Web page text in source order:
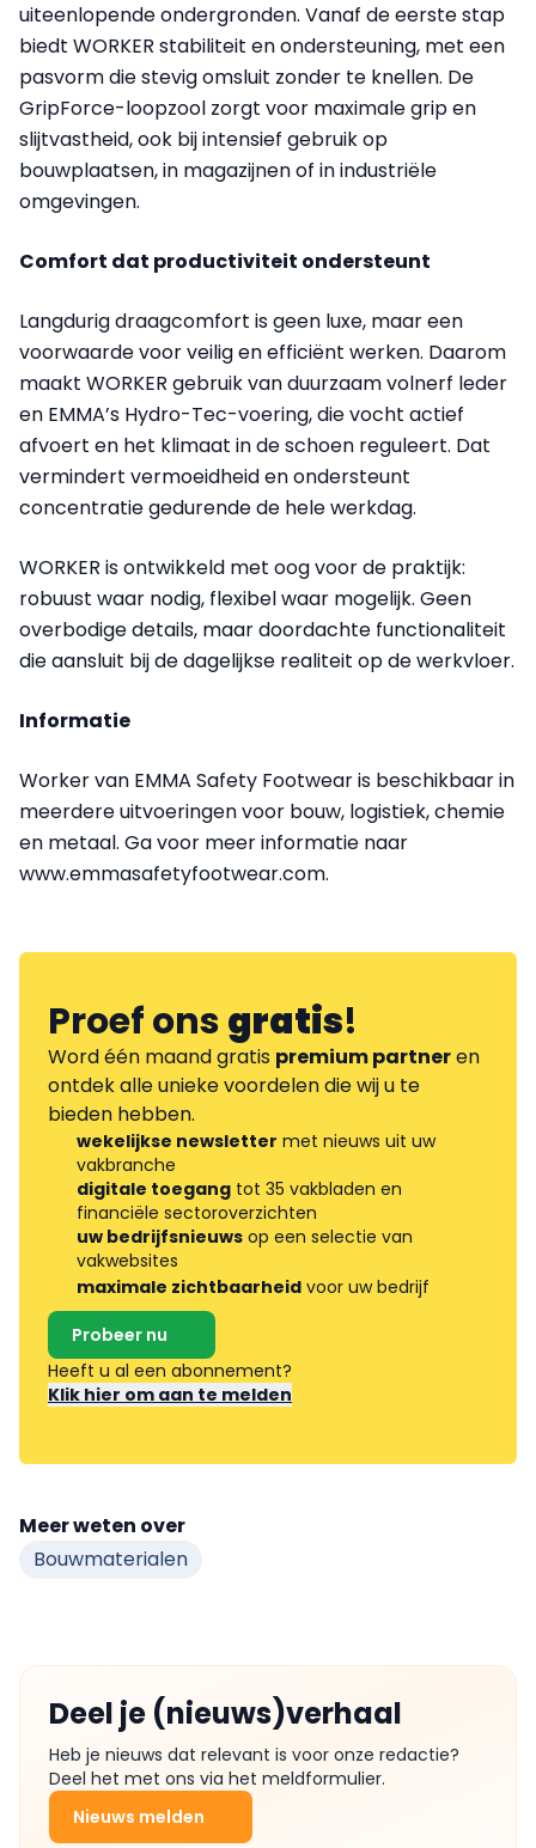
uiteenlopende ondergronden. Vanaf de eerste stap
biedt WORKER stabiliteit en ondersteuning, met een
pasvorm die stevig omsluit zonder te knellen. De
GripForce-loopzool zorgt voor maximale grip en
slijtvastheid, ook bij intensief gebruik op
bouwplaatsen, in magazijnen of in industriële
omgevingen.
Comfort dat productiviteit ondersteunt
Langdurig draagcomfort is geen luxe, maar een
voorwaarde voor veilig en efficiënt werken. Daarom
maakt WORKER gebruik van duurzaam volnerf leder
en EMMA’s Hydro-Tec-voering, die vocht actief
afvoert en het klimaat in de schoen reguleert. Dat
vermindert vermoeidheid en ondersteunt
concentratie gedurende de hele werkdag.
WORKER is ontwikkeld met oog voor de praktijk:
robuust waar nodig, flexibel waar mogelijk. Geen
overbodige details, maar doordachte functionaliteit
die aansluit bij de dagelijkse realiteit op de werkvloer.
Informatie
Worker van EMMA Safety Footwear is beschikbaar in
meerdere uitvoeringen voor bouw, logistiek, chemie
en metaal. Ga voor meer informatie naar
www.emmasafetyfootwear.com.
Proef onsgratis!
Word één maand gratis premium partneren
ontdek alle unieke voordelen die wij u te
bieden hebben.
wekelijkse newsletter met nieuws uit uw
vakbranche
digitale toegang tot 35 vakbladen en
financiële sectoroverzichten
uw bedrijfsnieuws op een selectie van
vakwebsites
maximale zichtbaarheid voor uw bedrijf
Probeer nu
Heeft u al een abonnement?
Klik hier om aan te melden
Meer weten over
Bouwmaterialen
Deel je (nieuws)verhaal
Heb je nieuws dat relevant is voor onze redactie?
Deel het met ons via het meldformulier.
Nieuws melden